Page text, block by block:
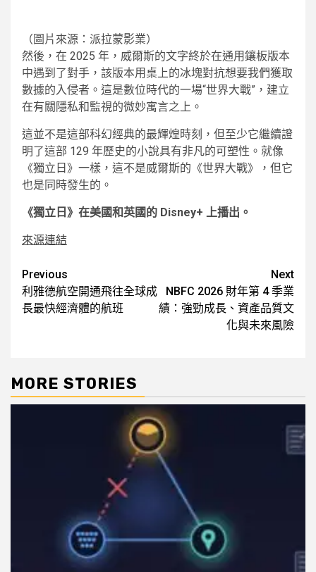
（圖片來源：派拉蒙影業）
然後，在 2025 年，威爾斯的文字終於在通用鑲板版本
中遇到了對手，該版本用桌上的冰塊對抗想要我們獲取
數據的入侵者。這是數位時代的一場“世界大戰”，建立
在有關隱私和監視的微妙寓言之上。
這並不是這部科幻經典的最輝煌時刻，但至少它繼續證
明了這部 129 年歷史的小說具有非凡的可塑性。就像
《獨立日》一樣，這不是威爾斯的《世界大戰》，但它
也是同時發生的。
《獨立日》在美國和英國的 Disney+ 上播出。
來源連結
Post
navigation
Previous
利雅德航空開通飛往全球成
長最快經濟體的航班
Next
NBFC 2026 財年第 4 季業
績：強勁成長、資產品質文
化與未來風險
MORE STORIES